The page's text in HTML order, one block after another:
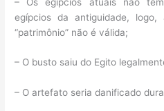
egípcios da antiguidade, logo,
“patrimônio” não é válida;
– O busto saiu do Egito
– O artefato seria danificado